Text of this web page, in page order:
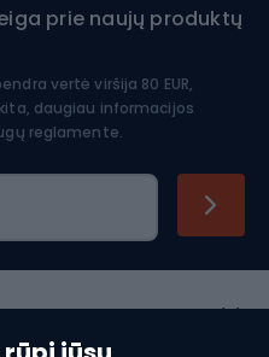
prie naujų produktų
vertė viršija 80 EUR,
daugiau informacijos
reglamente.